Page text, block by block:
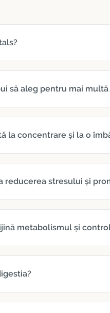
să aleg pentru mai
la concentrare și la o
reducerea stresului și
metabolismul și